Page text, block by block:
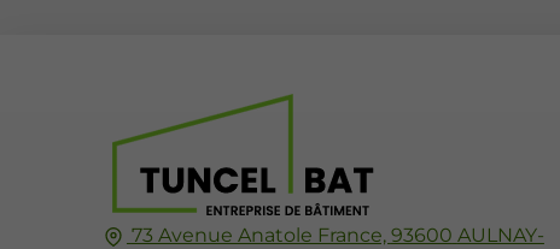
73 Avenue Anatole France, 93600 AULNAY-